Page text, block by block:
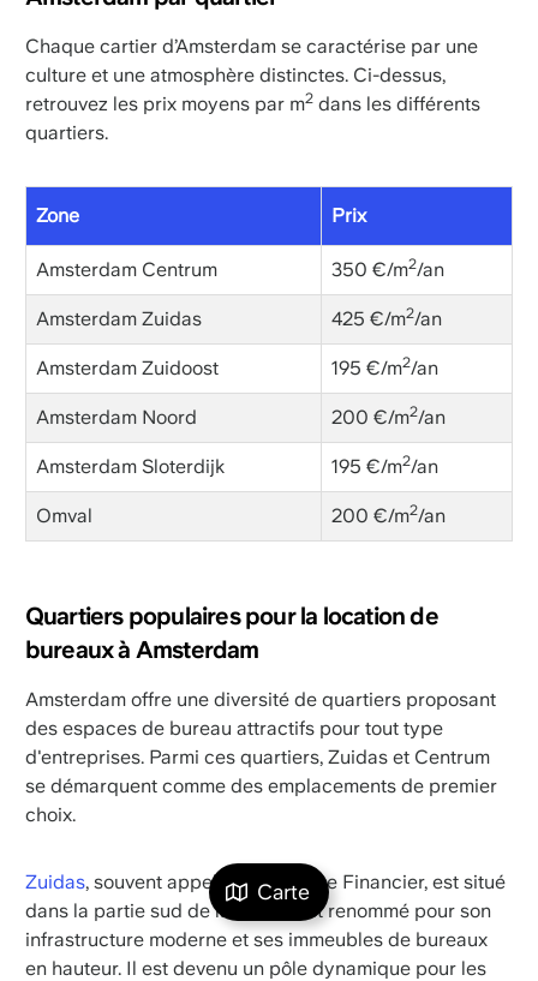
Carte
Chaque cartier d’Amsterdam se caractérise par une
culture et une atmosphère distinctes. Ci-dessus,
retrouvez les prix moyens par m2dans les différents
quartiers.
Zone Prix
Amsterdam Centrum 350 €/m2/an
Amsterdam Zuidas 425 €/m2/an
Amsterdam Zuidoost 195 €/m2/an
Amsterdam Noord 200 €/m2/an
Amsterdam Sloterdijk 195 €/m2/an
Omval 200 €/m2/an
Quartiers populaires pour la location de
bureaux à Amsterdam
Amsterdam offre une diversité de quartiers proposant
des espaces de bureau attractifs pour tout type
d'entreprises. Parmi ces quartiers, Zuidas et Centrum
se démarquent comme des emplacements de premier
choix.
Zuidas, souvent appelé le Kilomètre Financier, est situé
dans la partie sud de la ville et est renommé pour son
infrastructure moderne et ses immeubles de bureaux
en hauteur. Il est devenu un pôle dynamique pour les